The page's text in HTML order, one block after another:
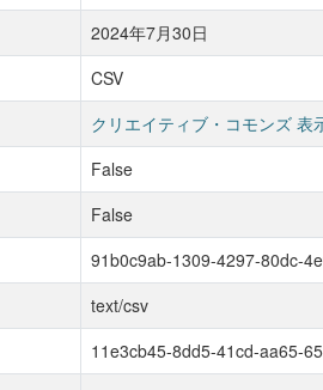
2024年7月30日
CSV
クリエイティブ・コモンズ 表
False
False
91b0c9ab-1309-4297-80dc-
text/csv
11e3cb45-8dd5-41cd-aa65-